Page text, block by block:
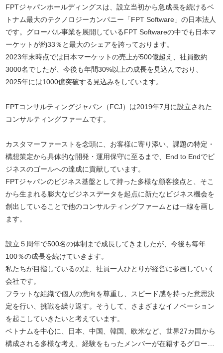
FPTジャパンホールディングスは、設立当初から急成長を続けるベ
トナム最大のテクノロジーカンパニー「FPT Software」の日本法人
です。グローバル事業を展開しているFPT Softwareの中でも日本マ
ーケットが約33％と最大のシェアを誇っております。
2023年末時点では日本マーケットの売上が500億超え、社員数約
3000名でしたが、今後も年間30%以上の成長を見込んでおり、
2025年には1000億突破する見込みをしています。
FPTコンサルティングジャパン（FCJ）は2019年7月に設立された
コンサルティングファームです。
カスタマーファーストを念頭に、お客様に寄り添い、課題の特定・
構想策定から具体的な開発・運用保守に至るまで、End to Endでビ
ジネスのゴールへの達成に貢献しています。
FPTジャパンのビジネス基盤として持った多様な顧客接点と、そこ
から生まれる膨大なビジネスデータを起点に新たなビジネス機会を
創出していることで他のコンサルティングファームとは一線を画し
ます。
設立５周年で500名の体制まで成長してきましたが、今後も毎年
100％の成長を続けていきます。
私たちが目指しているのは、社員一人ひとりが経営に参画していく
会社です。
フラットな組織で個人の意向を尊重し、スピード感を持った意思決
定を行い、挑戦を繰り返す。そうして、さまざまなイノベーション
を起こしていきたいと考えています。
ベトナムを中心に、日本、中国、韓国、欧米など、世界27カ国から
構成される多様な考え、経験をもったメンバーが在籍するグロー…